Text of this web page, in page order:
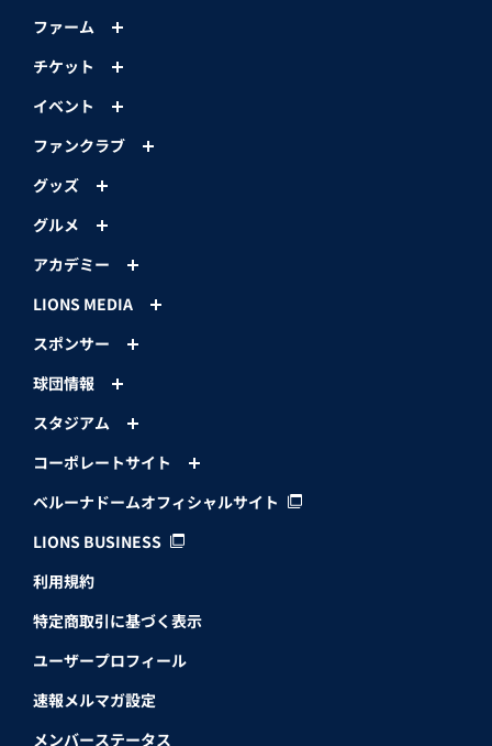
ファーム
チケット
イベント
ファンクラブ
グッズ
グルメ
アカデミー
LIONS MEDIA
スポンサー
球団情報
スタジアム
コーポレートサイト
ベルーナドームオフィシャルサイト
LIONS BUSINESS
利用規約
特定商取引に基づく表示
ユーザープロフィール
速報メルマガ設定
メンバーステータス